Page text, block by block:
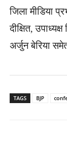
जिला मीडिया
दीक्षित,
अर्जुन बेरिया
TAGS BJP